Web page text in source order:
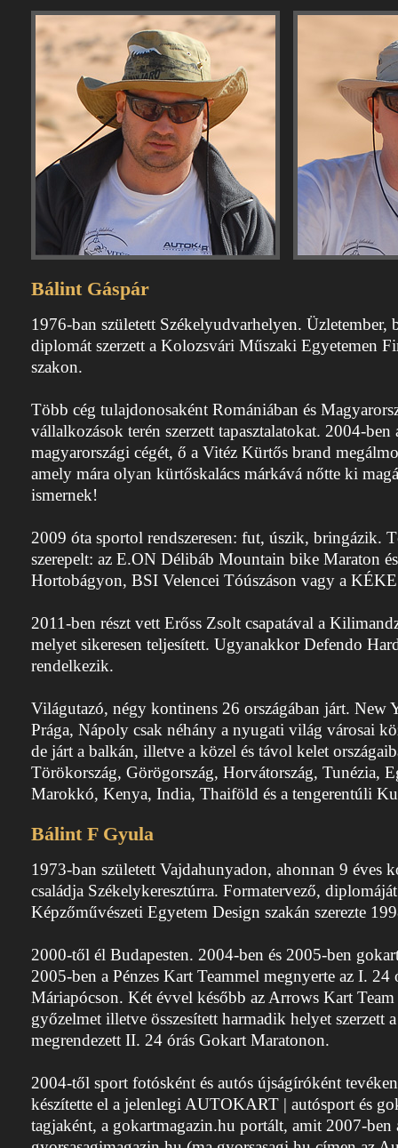
Bálint Gáspár
1976-ban született Székelyudvarhelyen. Üzletember,
diplomát szerzett a Kolozsvári Műszaki Egyetemen
szakon.
Több cég tulajdonosaként Romániában és
vállalkozások terén szerzett tapasztalatokat. 2004-ben
magyarországi cégét, ő a Vitéz Kürtős brand
amely mára olyan kürtőskalács márkává nőtte ki
ismernek!
2009 óta sportol rendszeresen: fut, úszik, bringázik.
szerepelt: az E.ON Délibáb Mountain bike Maraton
Hortobágyon, BSI Velencei Tóúszáson vagy a
2011-ben részt vett Erőss Zsolt csapatával a
melyet sikeresen teljesített. Ugyanakkor Defendo
rendelkezik.
Világutazó, négy kontinens 26 országában járt. New
Prága, Nápoly csak néhány a nyugati világ városai
de járt a balkán, illetve a közel és távol kelet
Törökország, Görögország, Horvátország, Tunézia,
Marokkó, Kenya, India, Thaiföld és a tengerentúli
Bálint F Gyula
1973-ban született Vajdahunyadon, ahonnan 9 éves
családja Székelykeresztúrra. Formatervező,
Képzőművészeti Egyetem Design szakán szerezte
2000-től él Budapesten. 2004-ben és 2005-ben
2005-ben a Pénzes Kart Teammel megnyerte az I.
Máriapócson. Két évvel később az Arrows Kart
győzelmet illetve összesített harmadik helyet szerzett
megrendezett II. 24 órás Gokart Maratonon.
2004-től sport fotósként és autós újságíróként
készítette el a jelenlegi AUTOKART | autósport és
tagjaként, a gokartmagazin.hu portált, amit 2007-ben